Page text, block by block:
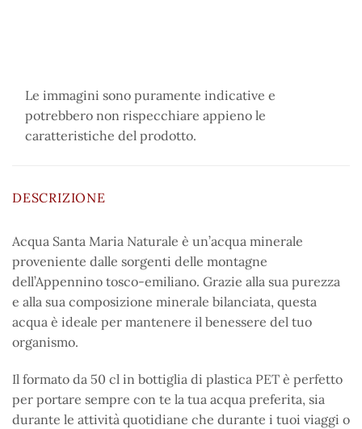
Le immagini sono puramente indicative e
potrebbero non rispecchiare appieno le
caratteristiche del prodotto.
DESCRIZIONE
Acqua Santa Maria Naturale è un’acqua minerale
proveniente dalle sorgenti delle montagne
dell’Appennino tosco-emiliano. Grazie alla sua purezza
e alla sua composizione minerale bilanciata, questa
acqua è ideale per mantenere il benessere del tuo
organismo.
Il formato da 50 cl in bottiglia di plastica PET è perfetto
per portare sempre con te la tua acqua preferita, sia
durante le attività quotidiane che durante i tuoi viaggi o